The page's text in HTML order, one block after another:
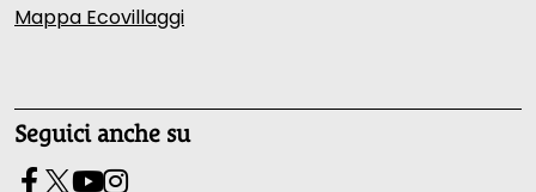
Mappa Ecovillaggi
Seguici anche su